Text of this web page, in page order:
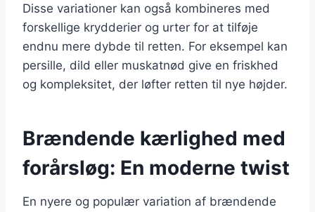
Disse variationer kan også kombineres med
forskellige krydderier og urter for at tilføje
endnu mere dybde til retten. For eksempel kan
persille, dild eller muskatnød give en friskhed
og kompleksitet, der løfter retten til nye højder.
Brændende kærlighed med
forårsløg: En moderne twist
En nyere og populær variation af brændende